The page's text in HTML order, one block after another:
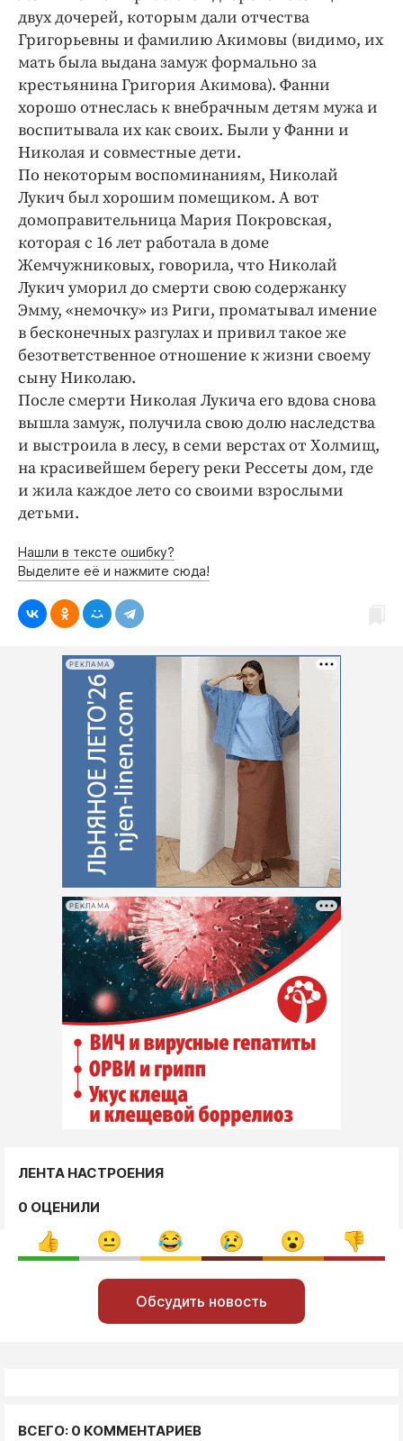
двух дочерей, которым дали отчества
Григорьевны и фамилию Акимовы (видимо, их
мать была выдана замуж формально за
крестьянина Григория Акимова). Фанни
хорошо отнеслась к внебрачным детям мужа и
воспитывала их как своих. Были у Фанни и
Николая и совместные дети.
По некоторым воспоминаниям, Николай
Лукич был хорошим помещиком. А вот
домоправительница Мария Покровская,
которая с 16 лет работала в доме
Жемчужниковых, говорила, что Николай
Лукич уморил до смерти свою содержанку
Эмму, «немочку» из Риги, проматывал имение
в бесконечных разгулах и привил такое же
безответственное отношение к жизни своему
сыну Николаю.
После смерти Николая Лукича его вдова снова
вышла замуж, получила свою долю наследства
и выстроила в лесу, в семи верстах от Холмищ,
на красивейшем берегу реки Рессеты дом, где
и жила каждое лето со своими взрослыми
детьми.
Нашли в тексте ошибку?
Выделите её и нажмите сюда!
РЕКЛАМА
РЕКЛАМА
ЛЕНТА НАСТРОЕНИЯ
0 ОЦЕНИЛИ
Обсудить новость
ВСЕГО: 0 КОММЕНТАРИЕВ